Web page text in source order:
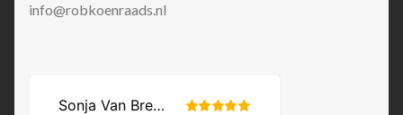
info@robkoenraads.nl